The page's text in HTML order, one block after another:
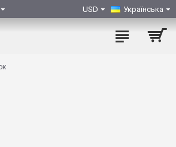
USD Українська